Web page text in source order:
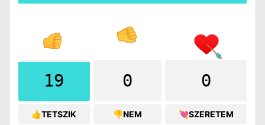
19
👍TETSZIK
0
👎NEM
0
💘SZERETEM